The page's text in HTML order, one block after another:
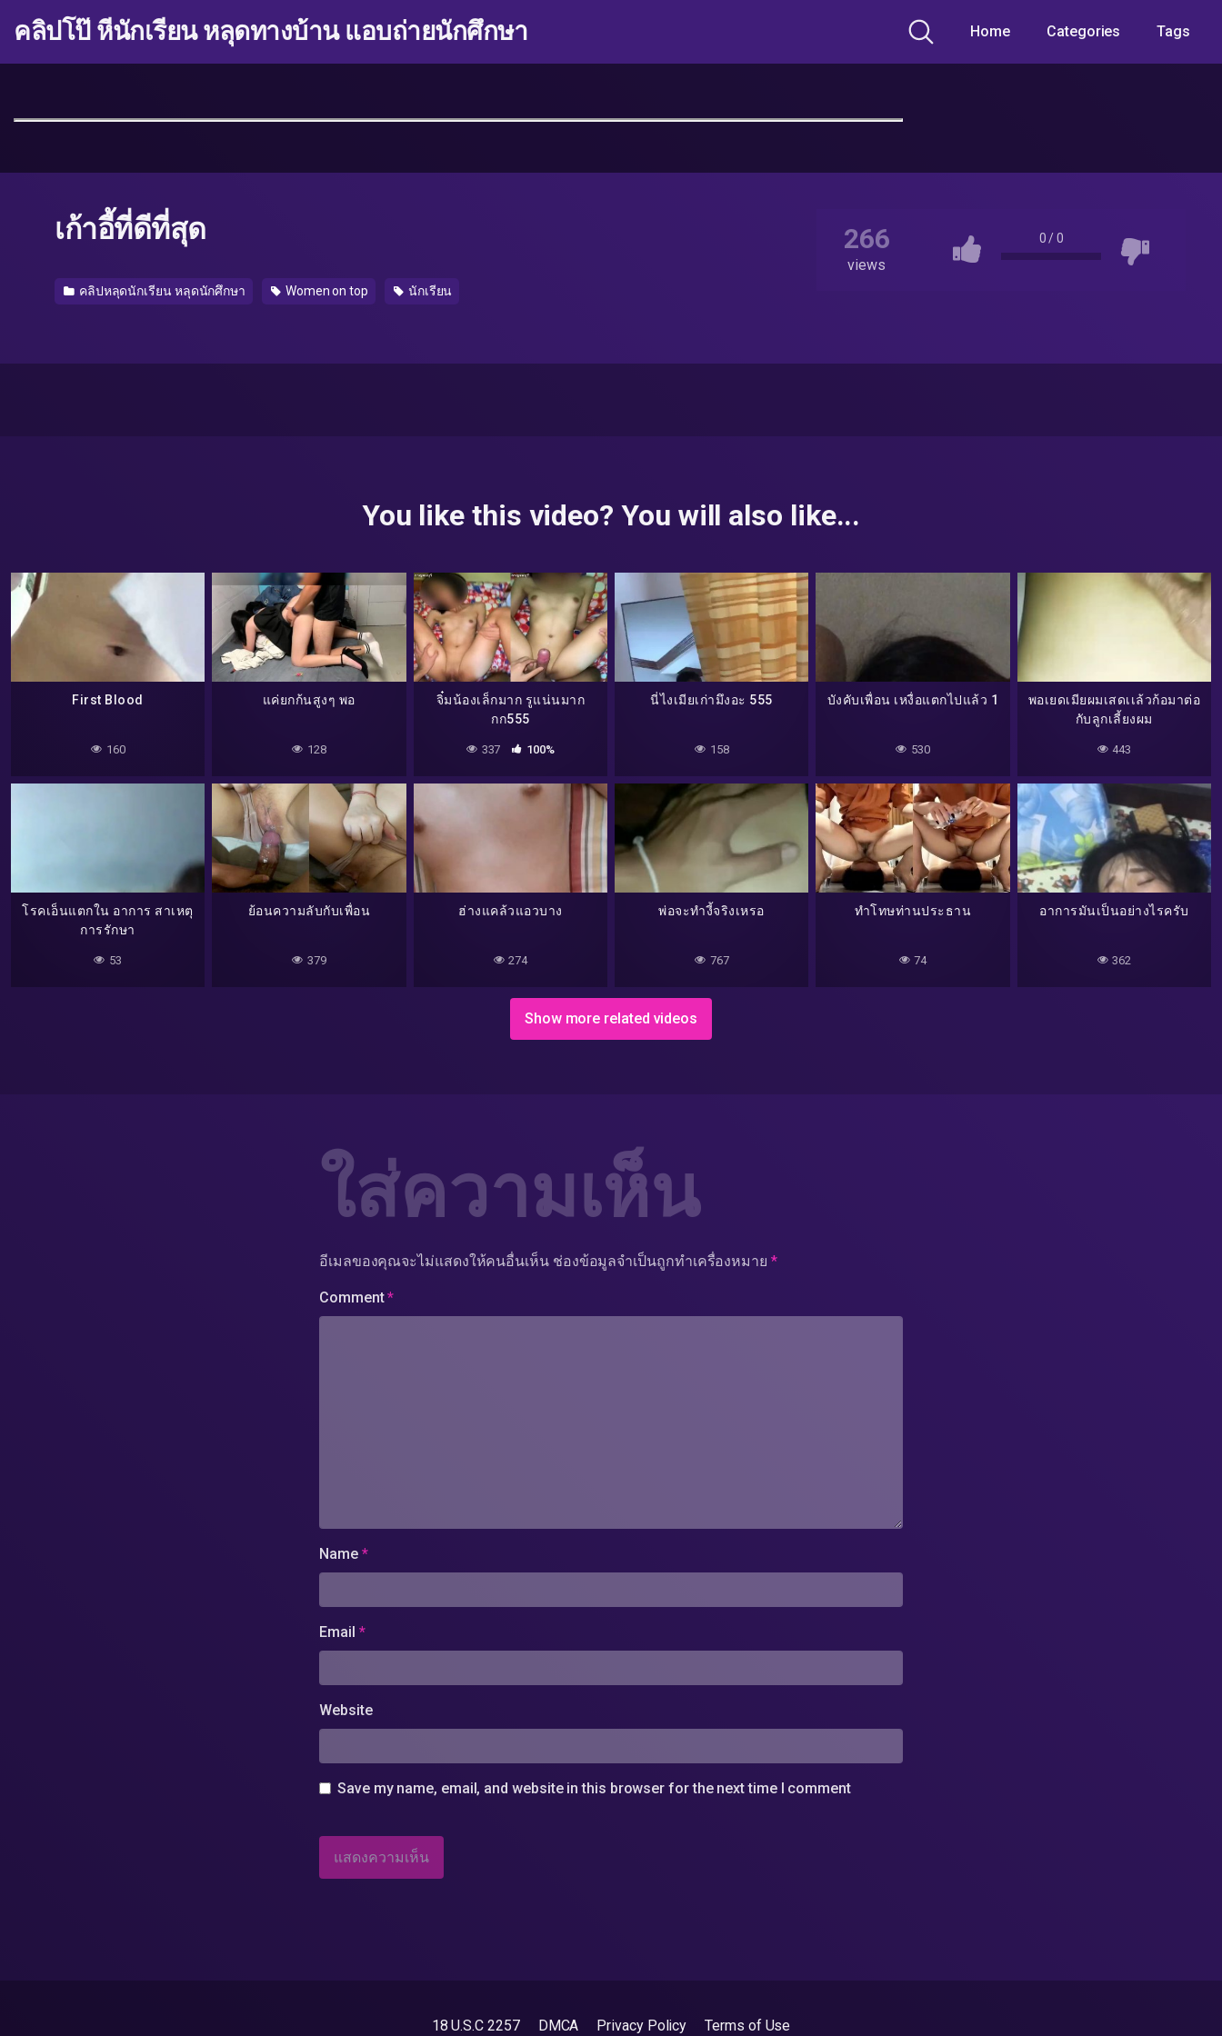
คลิปโป๊ หีนักเรียน หลุดทางบ้าน แอบถ่ายนักศึกษา Home Categories Tags
เก้าอี้ที่ดีที่สุด
คลิปหลุดนักเรียน หลุดนักศึกษา Women on top นักเรียน
266
views
0/0
You like this video? You will also like...
First Blood
160
แค่ยกก้นสูงๆ พอ
128
จิ๋มน้องเล็กมาก รูแน่นมาก
กก555
337 100%
นี่ไงเมียเก่ามึงอะ 555
158
บังคับเพื่อน เหงื่อแตกไปแล้ว 1
530
พอเยดเมียผมเสดเเล้วก้อมาต่อ
กับลูกเลี้ยงผม
443
โรคเอ็นแตกใน อาการ สาเหตุ
การรักษา
53
ย้อนความลับกับเพื่อน
379
ฮ่างแคล้วแอวบาง
274
พ่อจะทำงี้จริงเหรอ
767
ทำโทษท่านประธาน
74
อาการมันเป็นอย่างไรครับ
362
Show more related videos
ใส่ความเห็น
อีเมลของคุณจะไม่แสดงให้คนอื่นเห็น ช่องข้อมูลจำเป็นถูกทำเครื่องหมาย *
Comment*
Name *
Email *
Website
Save my name, email, and website in this browser for the next time I comment
18 U.S.C 2257 DMCA Privacy Policy Terms of Use